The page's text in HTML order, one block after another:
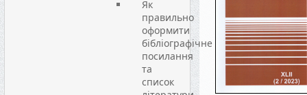
Як
правильно
оформити
бібліографічне
посилання
та
список